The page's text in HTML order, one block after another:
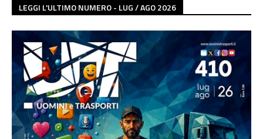
LEGGI L'ULTIMO NUMERO - LUG / AGO 2026